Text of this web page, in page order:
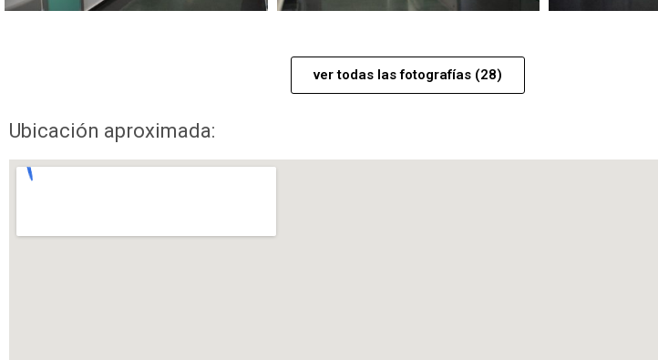
ver todas las fotografías (28)
Ubicación aproximada: